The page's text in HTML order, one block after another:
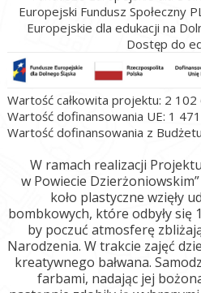
Europejski Fundusz Społeczny
Europejskie dla edukacji na
Dostęp do
Wartość całkowita projektu: 2
Wartość dofinansowania UE: 1
Wartość dofinansowania z
W ramach realizacji
w Powiecie
koło plastyczne wzięły
bombkowych, które odbyły się
by poczuć atmosferę
Narodzenia. W trakcie zajęć
kreatywnego bałwana.
farbami, nadając jej